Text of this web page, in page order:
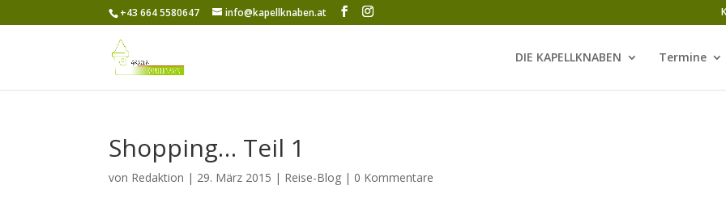
+43 664 5580647 info@kapellknaben.at
DIE KAPELLKNABEN Termine
Shopping… Teil 1
von Redaktion | 29. März 2015 | Reise-Blog | 0 Kommentare